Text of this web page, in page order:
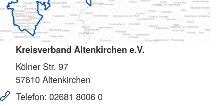
Kreisverband Altenkirchen e.V.
Kölner Str. 97
57610Altenkirchen
Telefon: 02681 8006 0